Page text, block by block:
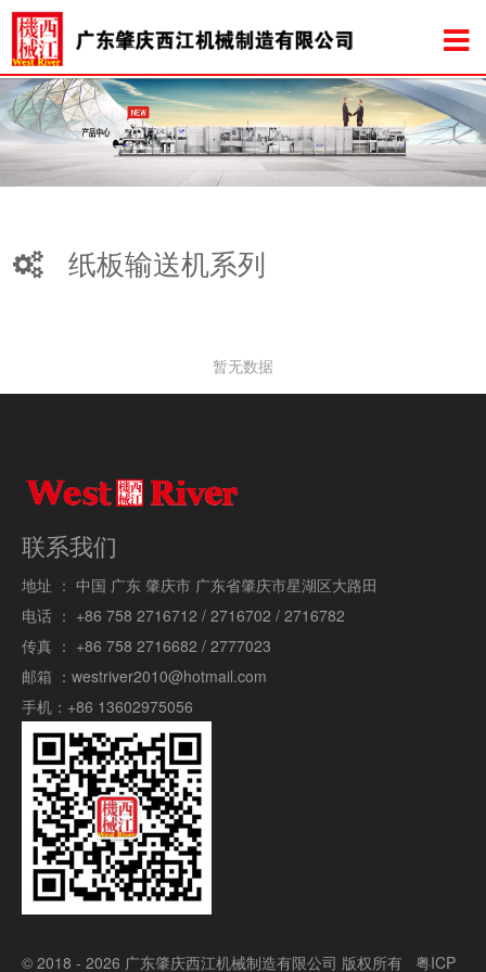
纸板输送机系列
暂无数据
联系我们
地址 ： 中国 广东 肇庆市 广东省肇庆市星湖区大路田
电话 ： +86 758 2716712 / 2716702 / 2716782
传真 ： +86 758 2716682 / 2777023
邮箱 ： westriver2010@hotmail.com
手机： +86 13602975056
© 2018 - 2026 广东肇庆西江机械制造有限公司 版权所有 粤ICP